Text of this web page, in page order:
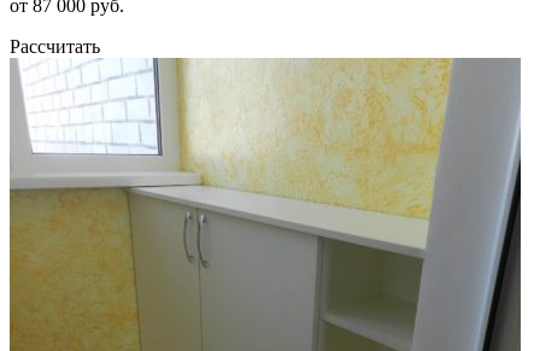
от 87 000 руб.
Рассчитать